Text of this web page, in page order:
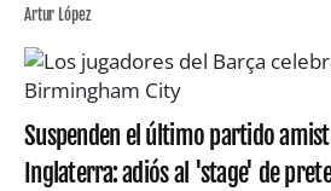
Artur López
Suspenden el último partido
Inglaterra: adiós al 'stage' de